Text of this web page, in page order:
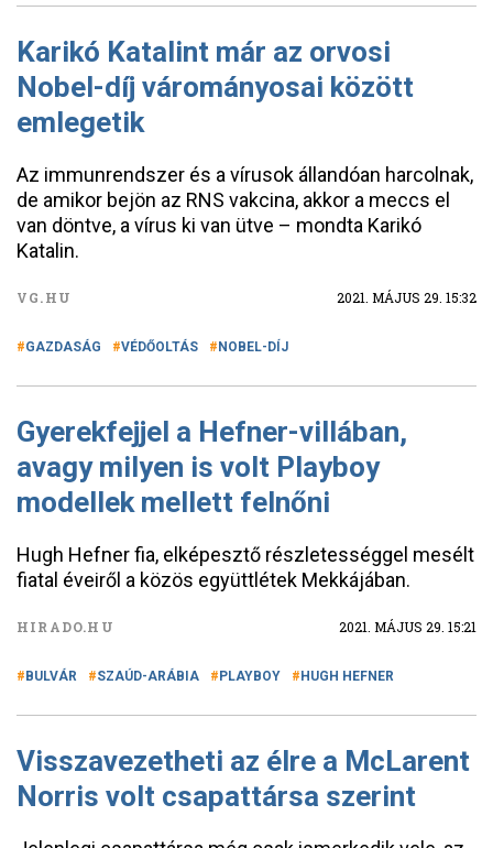
Karikó Katalint már az orvosi
Nobel-díj várományosai között
emlegetik
Az immunrendszer és a vírusok állandóan harcolnak,
de amikor bejön az RNS vakcina, akkor a meccs el
van döntve, a vírus ki van ütve – mondta Karikó
Katalin.
VG.HU 2021. MÁJUS 29. 15:32
GAZDASÁG VÉDŐOLTÁS NOBEL-DÍJ
Gyerekfejjel a Hefner-villában,
avagy milyen is volt Playboy
modellek mellett felnőni
Hugh Hefner fia, elképesztő részletességgel mesélt
fiatal éveiről a közös együttlétek Mekkájában.
HIRADO.HU 2021. MÁJUS 29. 15:21
BULVÁR SZAÚD-ARÁBIA PLAYBOY HUGH HEFNER
Visszavezetheti az élre a McLarent
Norris volt csapattársa szerint